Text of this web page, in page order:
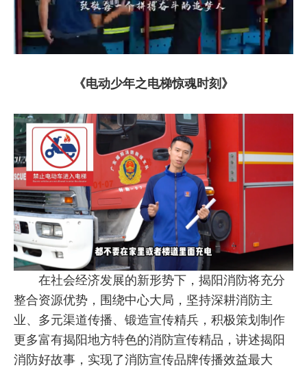
《电动少年之电梯惊魂时刻 》
在社会经济发展的新形势下，揭阳消防将充分
整合资源优势，围绕中心大局，坚持深耕消防主
业、多元渠道传播、锻造宣传精兵，积极策划制作
更多富有揭阳地方特色的消防宣传精品，讲述揭阳
消防好故事，实现了消防宣传品牌传播效益最大